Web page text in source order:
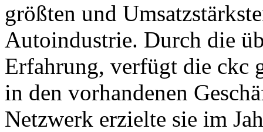
größten und
Autoindustrie. Durch die
Erfahrung, verfügt die ckc
in den vorhandenen
Netzwerk erzielte sie im